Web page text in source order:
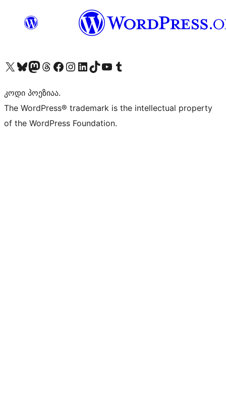
Visit our X (formerly Twitter) account
Visit our Bluesky account
Visit our Mastodon account
Visit our Threads account
Visit our Facebook page
Visit our Instagram account
Visit our LinkedIn account
Visit our TikTok account
Visit our YouTube channel
Visit our Tumblr account
კოდი პოეზიაა.
The WordPress® trademark is the intellectual property
of the WordPress Foundation.